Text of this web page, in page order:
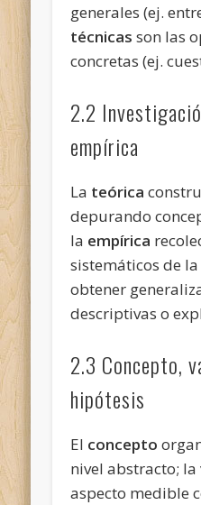
generales (ej.
técnicas son las
concretas (ej.
2.2
empírica
La teórica
depurando
la empírica
sistemáticos de
obtener
descriptivas o
2.3 Concepto,
hipótesis
El concepto
nivel abstracto; la
aspecto medible